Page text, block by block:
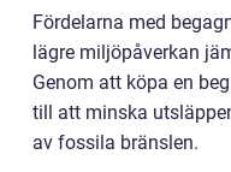
Fördelarna med
lägre miljöpåverkan
Genom att köpa en
till att minska
av fossila bränslen.